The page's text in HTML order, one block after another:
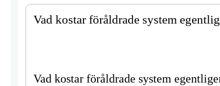
Vad kostar föråldrade system
Vad kostar föråldrade system